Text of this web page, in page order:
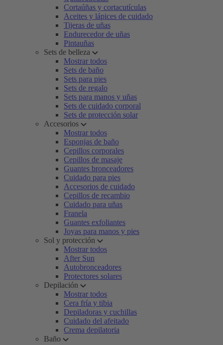
Cortaúñas y cortacutículas
Aceites y lápices de cuidado
Tijeras de uñas
Endurecedor de uñas
Pintauñas
Sets de belleza
Mostrar todos
Sets de baño
Sets para pies
Sets de regalo
Sets para manos y uñas
Sets de cuidado corporal
Sets de protección solar
Accesorios
Mostrar todos
Esponjas de baño
Cepillos corporales
Cepillos de masaje
Guantes bronceadores
Cuidado para pies
Accesorios de cuidado
Cepillos de recambio
Cuidado para uñas
Franela
Guantes exfoliantes
Joyas para manos y pies
Sol y protección
Mostrar todos
After Sun
Autobronceadores
Protectores solares
Depilación
Mostrar todos
Cera fría y tibia
Depiladoras y cuchillas
Cuidado del afeitado
Crema depilatoria
Baño